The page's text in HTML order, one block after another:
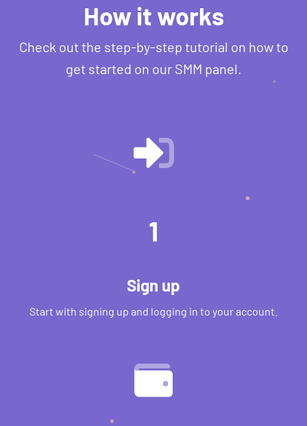
How it works
Check out the step-by-step tutorial on how to
get started on our SMM panel.
1
Sign up
Start with signing up and logging in to your account.